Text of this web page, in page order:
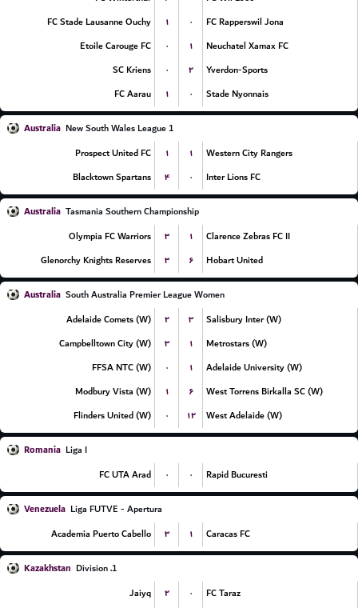
FC Stade Lausanne Ouchy
۱ ۰
FC Rapperswil Jona
Etoile Carouge FC
۰ ۱
Neuchatel Xamax FC
SC Kriens
۰ ۲
Yverdon-Sports
FC Aarau
۱ ۰ Stade Nyonnais
Australia New South Wales League 1
Prospect United FC
۱ ۱
Western City Rangers
Blacktown Spartans
۴ ۰ Inter Lions FC
Australia Tasmania Southern Championship
Olympia FC Warriors
۳ ۱
Clarence Zebras FC II
Glenorchy Knights Reserves
۳ ۶ Hobart United
Australia South Australia Premier League Women
Adelaide Comets (W)
۲ ۳
Salisbury Inter (W)
Campbelltown City (W)
۳ ۱
Metrostars (W)
FFSA NTC (W)
۰ ۱
Adelaide University (W)
Modbury Vista (W)
۱ ۶
West Torrens Birkalla SC (W)
Flinders United (W)
۰ ۱۲ West Adelaide (W)
Romania Liga I
FC UTA Arad
۰ ۰ Rapid Bucuresti
Venezuela Liga FUTVE - Apertura
Academia Puerto Cabello
۳ ۱ Caracas FC
Kazakhstan
1. Division
Jaiyq
۲ ۰
FC Taraz